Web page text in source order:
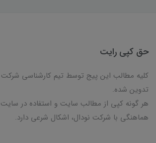
حق کپی رایت
کلیه مطالب این پیج توسط تیم کارشناسی شرکت
تدوین شده.
هر گونه کپی از مطالب سایت و استفاده در
هماهنگی با شرکت نودال، اشکال شرعی دارد.